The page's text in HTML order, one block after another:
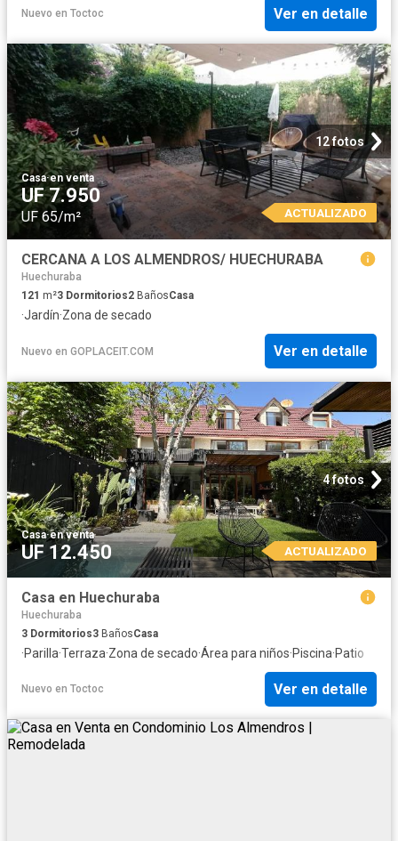
Nuevo en Toctoc Ver en detalle
12 fotos
Casa·en venta
UF 7.950
UF 65/m² ACTUALIZADO
CERCANA A LOS ALMENDROS/ HUECHURABA
Huechuraba
121 m²3 Dormitorios2 BañosCasa
·Jardín·Zona de secado
Nuevo en GOPLACEIT.COM Ver en detalle
4 fotos
Casa·en venta
UF 12.450 ACTUALIZADO
Casa en Huechuraba
Huechuraba
3 Dormitorios3 BañosCasa
·Parilla·Terraza·Zona de secado·Área para niños·Piscina·Patio
Nuevo en Toctoc Ver en detalle